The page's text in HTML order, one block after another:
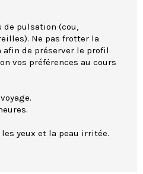
pulsation (cou,
Ne pas frotter la
afin de préserver le profil
vos préférences au cours
yeux et la peau irritée.